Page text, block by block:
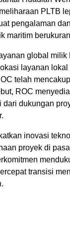
PLTB
pengalaman
maritim
global milik
layanan
telah
ROC
dukungan
inovasi
proyek di
transisi